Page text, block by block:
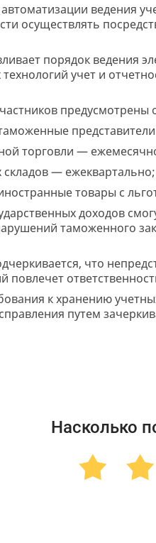
ведения
осуществлять
порядок ведения
учет и
предусмотрены
торговли —
— ежеквартально;
товары с
доходов
таможенного
что
повлечет
к хранению
путем
Насколько